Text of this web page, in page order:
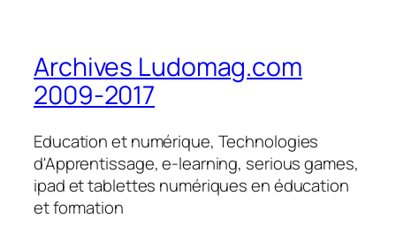
Archives Ludomag.com
2009-2017
Education et numérique, Technologies
d'Apprentissage, e-learning, serious games,
ipad et tablettes numériques en éducation
et formation